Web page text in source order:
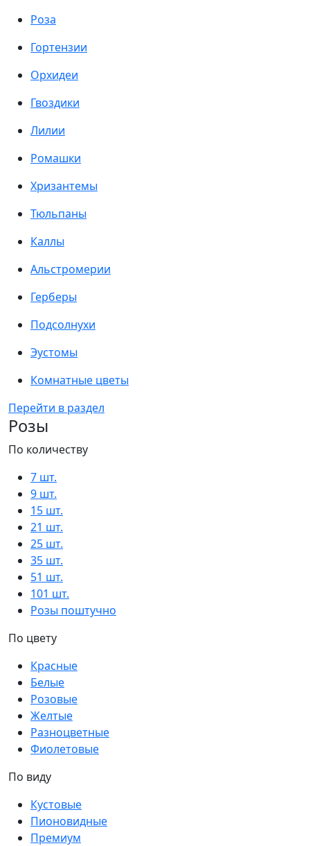
Роза
Гортензии
Орхидеи
Гвоздики
Лилии
Ромашки
Хризантемы
Тюльпаны
Каллы
Альстромерии
Герберы
Подсолнухи
Эустомы
Комнатные цветы
Перейти в раздел
Розы
По количеству
7 шт.
9 шт.
15 шт.
21 шт.
25 шт.
35 шт.
51 шт.
101 шт.
Розы поштучно
По цвету
Красные
Белые
Розовые
Желтые
Разноцветные
Фиолетовые
По виду
Кустовые
Пионовидные
Премиум